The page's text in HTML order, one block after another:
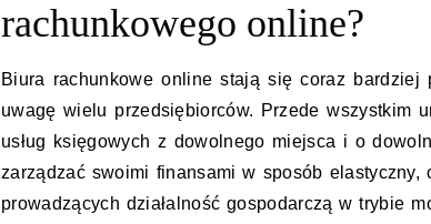
rachunkowego online?
Biura rachunkowe online stają się coraz bardziej
uwagę wielu przedsiębiorców. Przede wszystkim
usług księgowych z dowolnego miejsca i o
zarządzać swoimi finansami w sposób
prowadzących działalność gospodarczą w trybie